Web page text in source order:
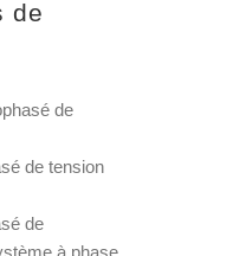
de
de
de tension
de
à phase